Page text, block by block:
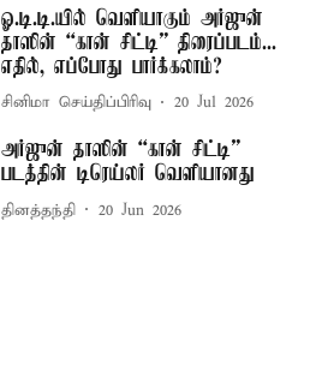
ஓ.டி.டி.யில் வெளியாகும் அர்ஜுன்
தாஸின் “கான் சிட்டி” திரைப்படம்...
எதில், எப்போது பார்க்கலாம்?
சினிமா செய்திப்பிரிவு 20 Jul 2026
அர்ஜுன் தாஸின் “கான் சிட்டி”
படத்தின் டிரெய்லர் வெளியானது
தினத்தந்தி 20 Jun 2026